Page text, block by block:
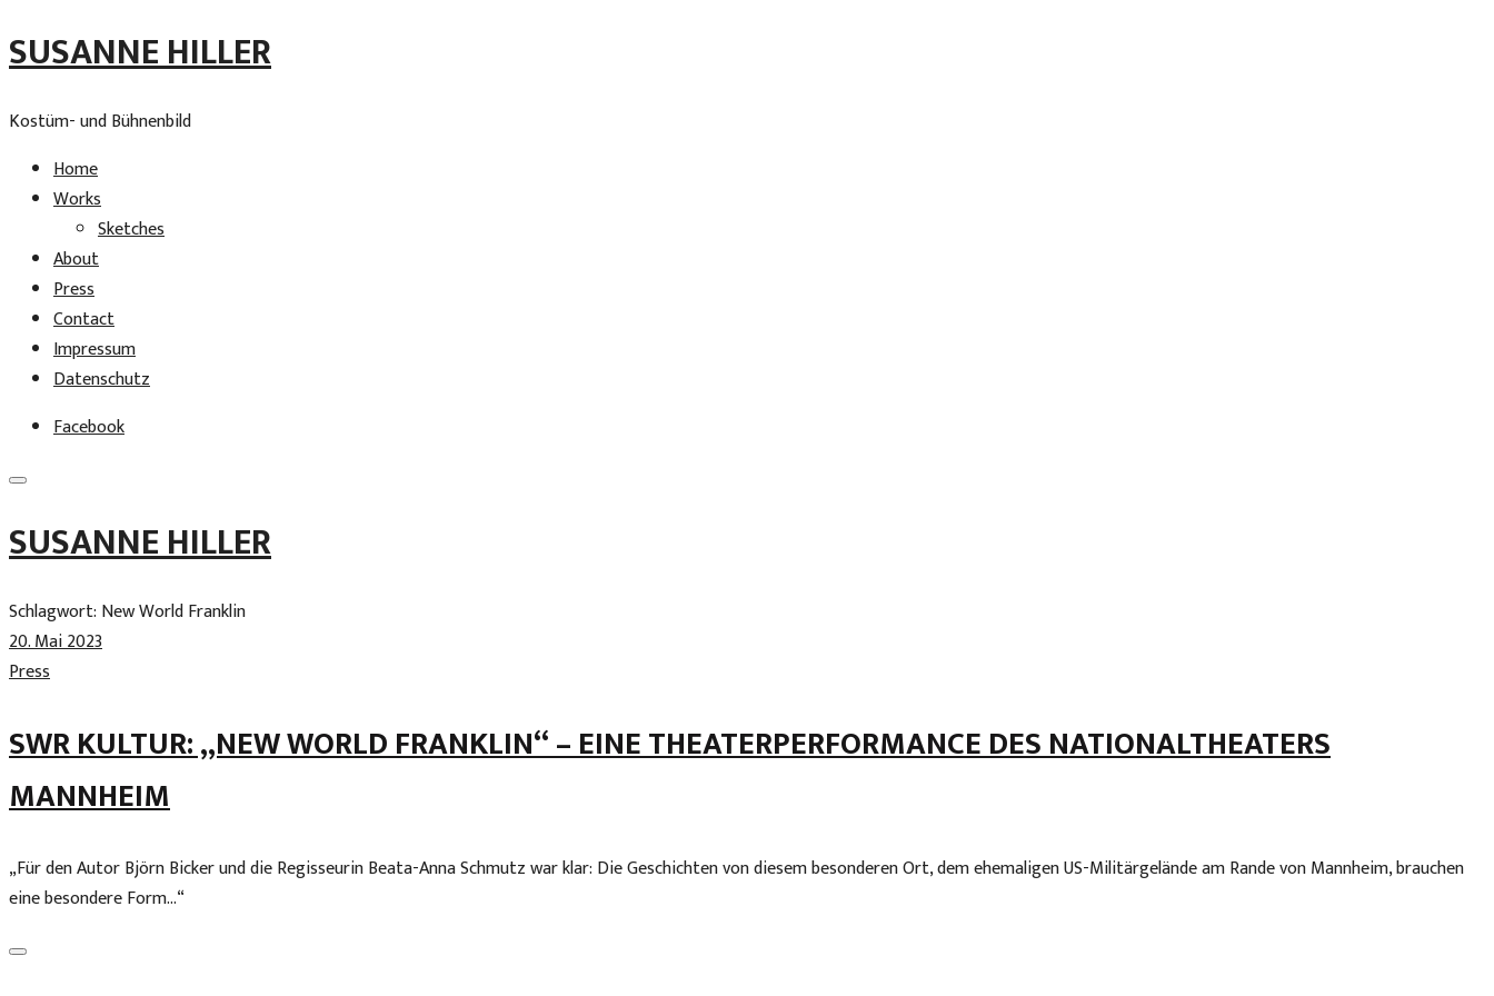
SUSANNE HILLER
Kostüm- und Bühnenbild
Home
Works
Sketches
About
Press
Contact
Impressum
Datenschutz
Facebook
Skip
to
SUSANNE HILLER
Schlagwort: New World Franklin
20. Mai 2023
Press
SWR KULTUR: „NEW WORLD FRANKLIN“ – EINE THEATERPERFORMANCE DES NATIONALTHEATERS
MANNHEIM
„Für den Autor Björn Bicker und die Regisseurin Beata-Anna Schmutz war klar: Die Geschichten von diesem besonderen Ort, dem ehemaligen US-Militärgelände am Rande von Mannheim, brauchen
eine besondere Form…“